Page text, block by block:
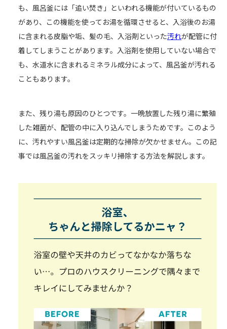
も、風呂釜には「追い焚き」といわれる機能が付いているもの
があり、この機能を使ってお湯を循環させると、入浴後のお湯
に含まれる皮脂や垢、髪の毛、入浴剤といった汚れが配管に付
着してしまうことがあります。入浴剤を使用していない場合で
も、水道水に含まれるミネラル成分によって、風呂釜が汚れる
こともあります。
また、残り湯も原因のひとつです。一晩放置した残り湯に繁殖
した雑菌が、配管の中に入り込んでしまうためです。このよう
に、汚れやすい風呂釜は定期的な掃除が欠かせません。この記
事では風呂釜の汚れをスッキリ掃除する方法を解説します。